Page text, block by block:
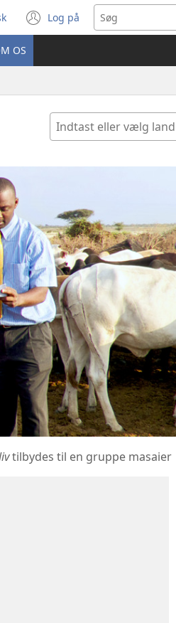
Log på
(åbner
nyt
OS
Indtast
eller
tilbydes til en gruppe masaier